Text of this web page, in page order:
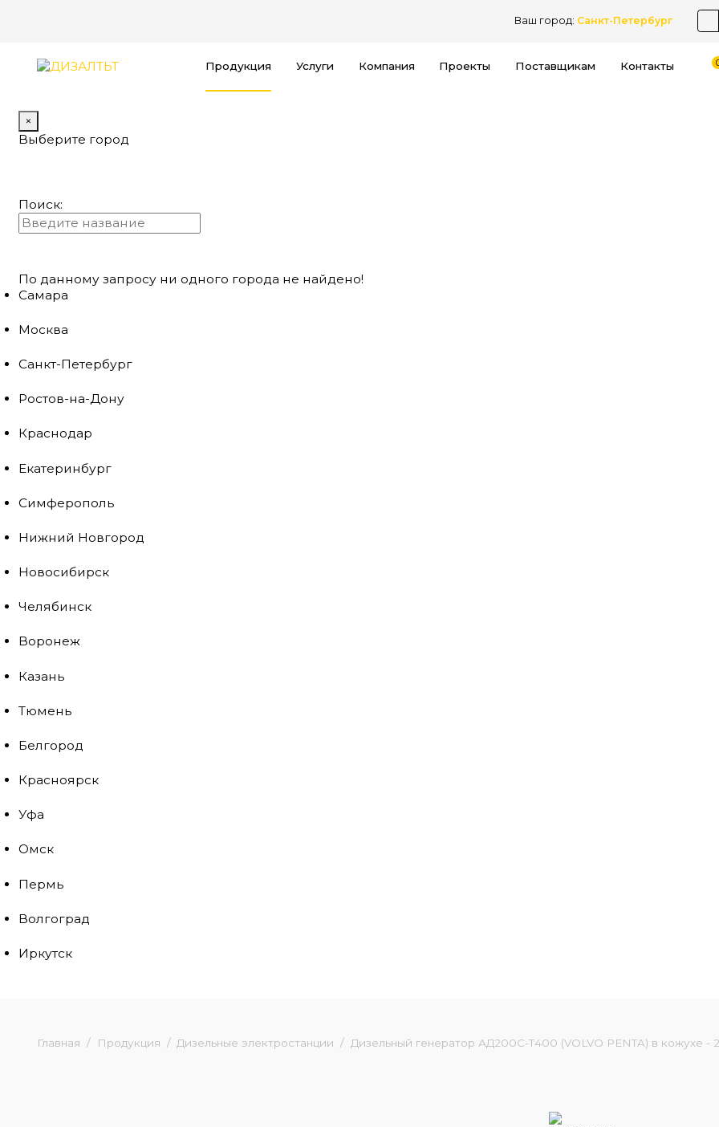
Ваш город: Санкт-Петербург
Продукция Услуги Компания Проекты Поставщикам Контакты
×
Выберите город
Поиск:
По данному запросу ни одного города не найдено!
Самара
Москва
Санкт-Петербург
Ростов-на-Дону
Краснодар
Екатеринбург
Симферополь
Нижний Новгород
Новосибирск
Челябинск
Воронеж
Казань
Тюмень
Белгород
Красноярск
Уфа
Омск
Пермь
Волгоград
Иркутск
Главная Продукция Дизельные электростанции Дизельный генератор АД200С-Т400 (VOLVO PENTA) в кожухе -